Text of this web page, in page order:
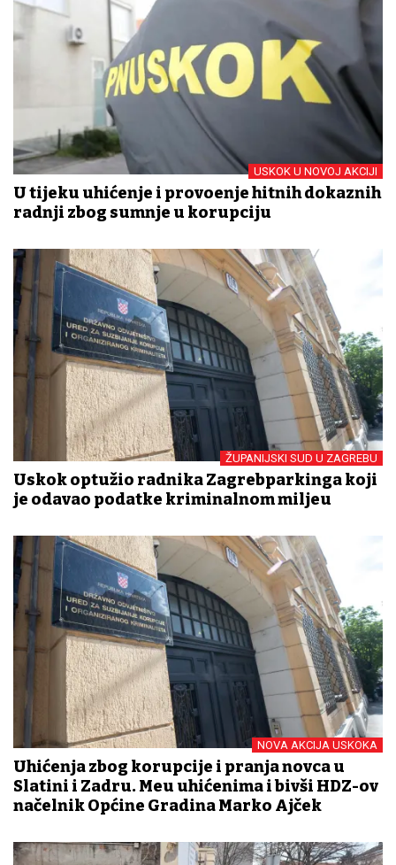
USKOK U NOVOJ AKCIJI
U tijeku uhićenje i provođenje hitnih dokaznih
radnji zbog sumnje u korupciju
ŽUPANIJSKI SUD U ZAGREBU
Uskok optužio radnika Zagrebparkinga koji
je odavao podatke kriminalnom miljeu
NOVA AKCIJA USKOKA
Uhićenja zbog korupcije i pranja novca u
Slatini i Zadru. Među uhićenima i bivši HDZ-ov
načelnik Općine Gradina Marko Ajček